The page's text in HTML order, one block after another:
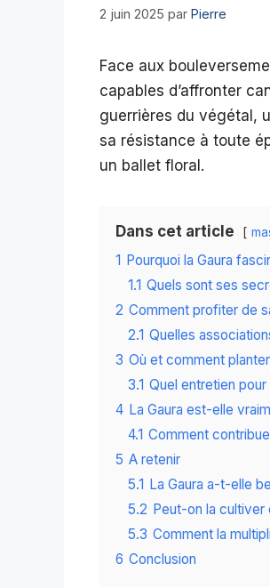
2 juin 2025 par Pierre
Face aux
capables d’affronter
guerrières du végétal,
sa résistance à toute
un ballet floral.
Dans cet article
1 Pourquoi la Gaura
1.1 Quels sont ses
2 Comment profiter de
2.1 Quelles
3 Où et comment
3.1 Quel entretien
4 La Gaura est-elle
4.1 Comment
5 A retenir
5.1 La Gaura a-t-elle
5.2 Peut-on la cultiver
5.3 Comment la
6 Conclusion